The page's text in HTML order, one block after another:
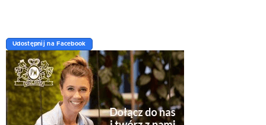
Udostępnij na Facebook